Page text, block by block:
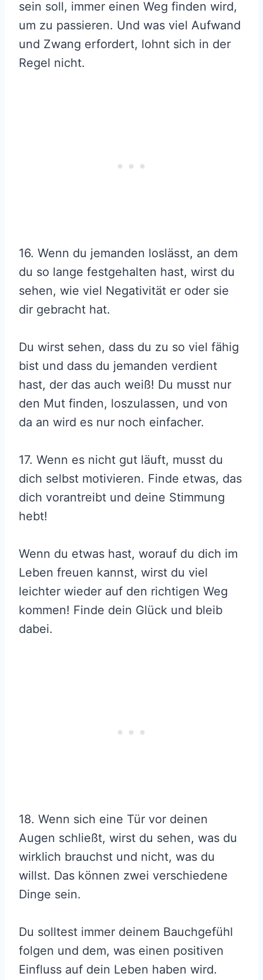
sein soll, immer einen Weg finden wird,
um zu passieren. Und was viel Aufwand
und Zwang erfordert, lohnt sich in der
Regel nicht.
16. Wenn du jemanden loslässt, an dem
du so lange festgehalten hast, wirst du
sehen, wie viel Negativität er oder sie
dir gebracht hat.
Du wirst sehen, dass du zu so viel fähig
bist und dass du jemanden verdient
hast, der das auch weiß! Du musst nur
den Mut finden, loszulassen, und von
da an wird es nur noch einfacher.
17. Wenn es nicht gut läuft, musst du
dich selbst motivieren. Finde etwas, das
dich vorantreibt und deine Stimmung
hebt!
Wenn du etwas hast, worauf du dich im
Leben freuen kannst, wirst du viel
leichter wieder auf den richtigen Weg
kommen! Finde dein Glück und bleib
dabei.
18. Wenn sich eine Tür vor deinen
Augen schließt, wirst du sehen, was du
wirklich brauchst und nicht, was du
willst. Das können zwei verschiedene
Dinge sein.
Du solltest immer deinem Bauchgefühl
folgen und dem, was einen positiven
Einfluss auf dein Leben haben wird.